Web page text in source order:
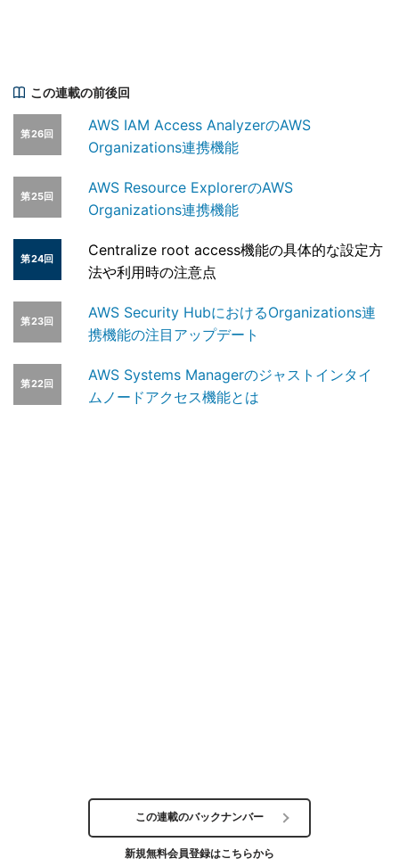
この連載の前後回
第26回
AWS IAM Access AnalyzerのAWS
Organizations連携機能
第25回
AWS Resource ExplorerのAWS
Organizations連携機能
第24回
Centralize root access機能の具体的な設定方
法や利用時の注意点
第23回
AWS Security HubにおけるOrganizations連
携機能の注目アップデート
第22回
AWS Systems Managerのジャストインタイ
ムノードアクセス機能とは
この連載のバックナンバー
新規無料会員登録はこちらから